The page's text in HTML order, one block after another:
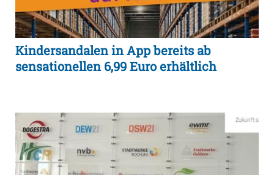
Kindersandalen in App bereits ab
sensationellen 6,99 Euro erhältlich